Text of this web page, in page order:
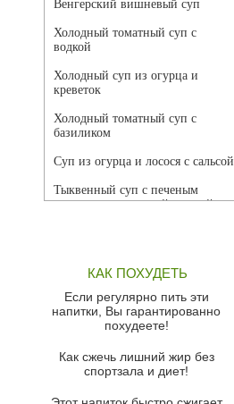
Венгерский вишневый суп
Холодный томатный суп с
водкой
Холодный суп из огурца и
креветок
Холодный томатный суп с
базиликом
Суп из огурца и лосося с сальсой
Тыквенный суп с печеным
чесноком и томатной сальсой
красного перца
Парижский луковый суп
Суп из спаржи и горошка с
Суп-крем из цветной капусты
КАК ПОХУДЕТЬ
Если регулярно пить эти
напитки, Вы гарантированно
похудеете!
Как сжечь лишний жир без
спортзала и диет!